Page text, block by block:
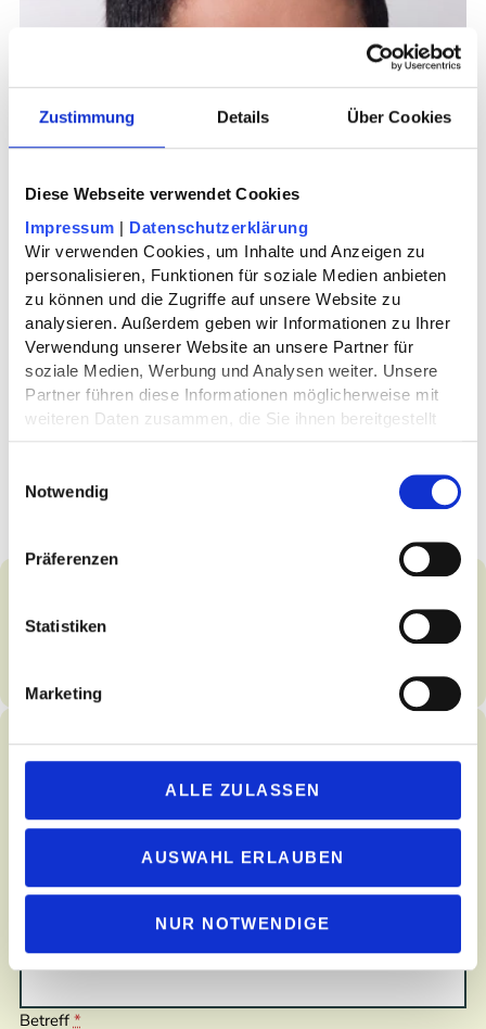
Zustimmung Details Über Cookies
Diese Webseite verwendet Cookies
Impressum | Datenschutzerklärung
Wir verwenden Cookies, um Inhalte und Anzeigen zu
personalisieren, Funktionen für soziale Medien anbieten
zu können und die Zugriffe auf unsere Website zu
analysieren. Außerdem geben wir Informationen zu Ihrer
Verwendung unserer Website an unsere Partner für
soziale Medien, Werbung und Analysen weiter. Unsere
Partner führen diese Informationen möglicherweise mit
weiteren Daten zusammen, die Sie ihnen bereitgestellt
Notwendig
Präferenzen
Statistiken
Marketing
ALLE ZULASSEN
AUSWAHL ERLAUBEN
NUR NOTWENDIGE
Telefon
Betreff *